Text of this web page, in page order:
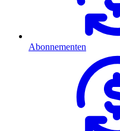
Abonnementen